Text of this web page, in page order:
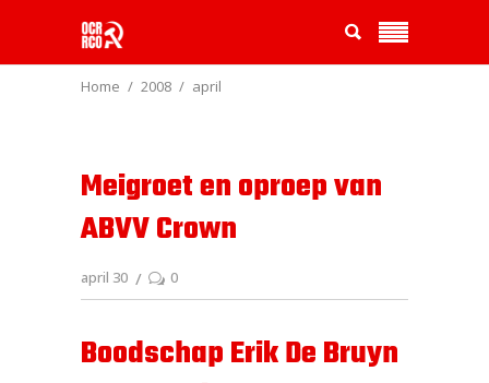
Home 2008 april
Meigroet en oproep van
ABVV Crown
april 30 0
Boodschap Erik De Bruyn